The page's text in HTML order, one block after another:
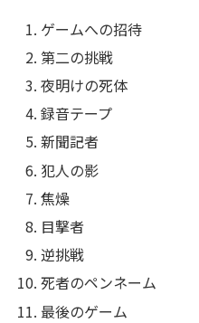
ゲームへの招待
第二の挑戦
夜明けの死体
録音テープ
新聞記者
犯人の影
焦燥
目撃者
逆挑戦
死者のペンネーム
最後のゲーム